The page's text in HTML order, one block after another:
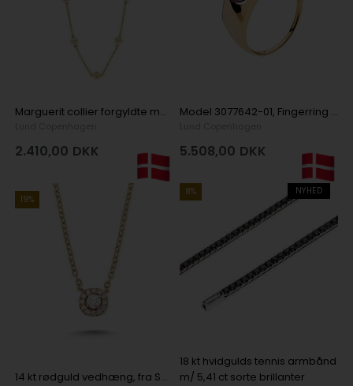
Marguerit collier forgyldte med hvid emaljeret 7,5 mm blomster
2.410,00 DKK
Model 3077642-01, Fingerring blank i 8 kt rødguld, 333
5.508,00 DKK
19%
14 kt rødguld vedhæng, fra Sofia serien med 1 x 0,08 ct diamant & 12 x 0,005 ct diamanter Wesselton SI
NYHED
8%
18 kt hvidgulds tennis armbånd
m/ 5,41 ct sorte brillanter